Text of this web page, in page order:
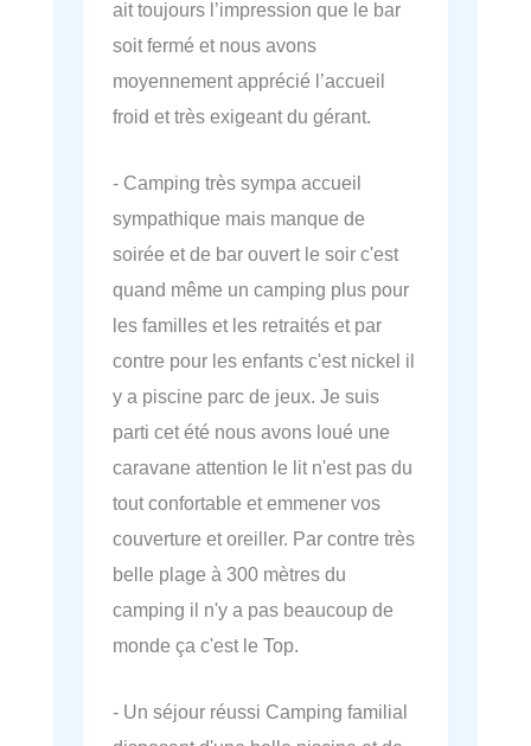
ait toujours l’impression que le bar
soit fermé et nous avons
moyennement apprécié l’accueil
froid et très exigeant du gérant.
- Camping très sympa accueil
sympathique mais manque de
soirée et de bar ouvert le soir c'est
quand même un camping plus pour
les familles et les retraités et par
contre pour les enfants c'est nickel il
y a piscine parc de jeux. Je suis
parti cet été nous avons loué une
caravane attention le lit n'est pas du
tout confortable et emmener vos
couverture et oreiller. Par contre très
belle plage à 300 mètres du
camping il n'y a pas beaucoup de
monde ça c'est le Top.
- Un séjour réussi Camping familial